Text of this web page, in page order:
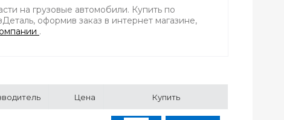
на грузовые автомобили. Купить по
оформив заказ в интернет магазине,
.
Цена Купить